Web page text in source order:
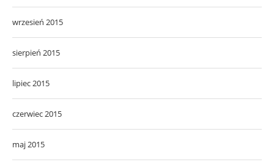
wrzesień 2015
sierpień 2015
lipiec 2015
czerwiec 2015
maj 2015